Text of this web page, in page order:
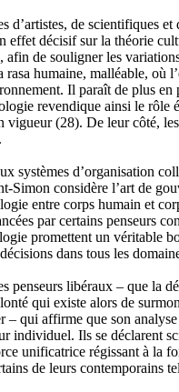
de scientifiques
décisif sur la théorie
de souligner les
humaine, malléable, où
Il paraît de plus
revendique ainsi le
vigueur(28). De leur côté,
systèmes d’organisation
considère l’art de
entre corps humain et
par certains penseurs
promettent un véritable
dans tous les
libéraux – que la
qui existe alors de
qui affirme que son
individuel. Ils se déclarent
unificatrice régissant à la
de leurs contemporains